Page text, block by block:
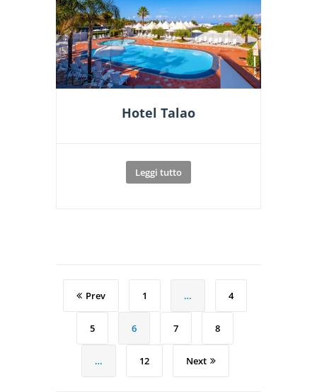
Hotel Talao
Leggi tutto
Prev 1 … 4
5 6 7 8
… 12 Next